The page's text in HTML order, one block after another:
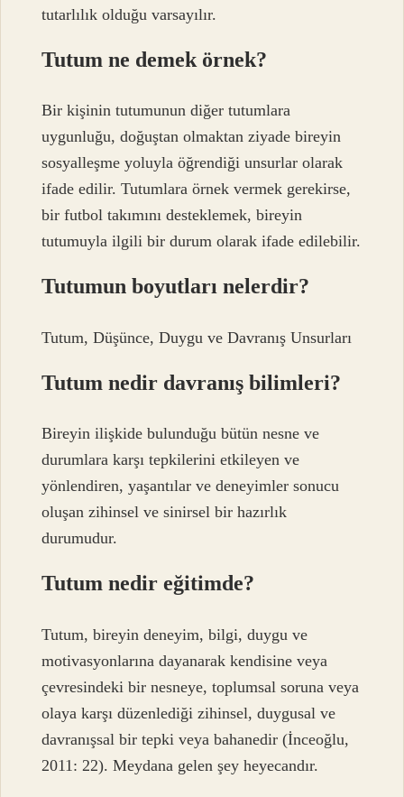
tutarlılık olduğu varsayılır.
Tutum ne demek örnek?
Bir kişinin tutumunun diğer tutumlara
uygunluğu, doğuştan olmaktan ziyade bireyin
sosyalleşme yoluyla öğrendiği unsurlar olarak
ifade edilir. Tutumlara örnek vermek gerekirse,
bir futbol takımını desteklemek, bireyin
tutumuyla ilgili bir durum olarak ifade edilebilir.
Tutumun boyutları nelerdir?
Tutum, Düşünce, Duygu ve Davranış Unsurları
Tutum nedir davranış bilimleri?
Bireyin ilişkide bulunduğu bütün nesne ve
durumlara karşı tepkilerini etkileyen ve
yönlendiren, yaşantılar ve deneyimler sonucu
oluşan zihinsel ve sinirsel bir hazırlık
durumudur.
Tutum nedir eğitimde?
Tutum, bireyin deneyim, bilgi, duygu ve
motivasyonlarına dayanarak kendisine veya
çevresindeki bir nesneye, toplumsal soruna veya
olaya karşı düzenlediği zihinsel, duygusal ve
davranışsal bir tepki veya bahanedir (İnceoğlu,
2011: 22). Meydana gelen şey heyecandır.